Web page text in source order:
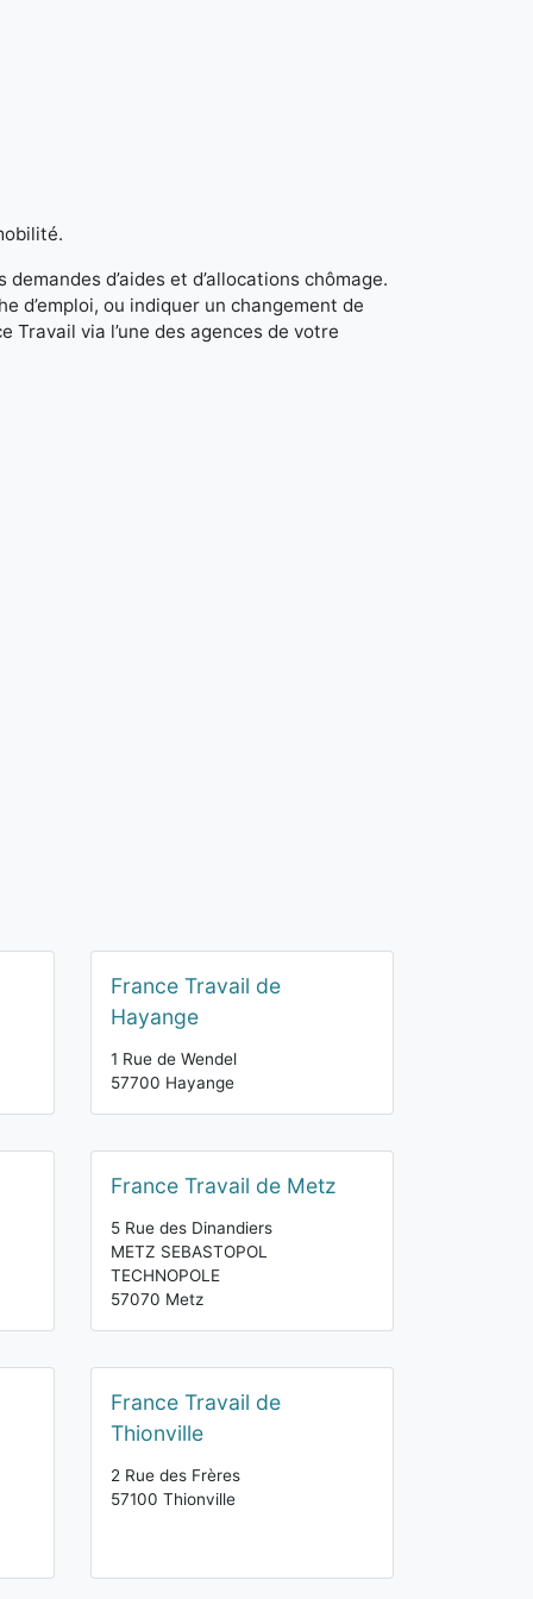
d’aides et d’allocations chômage.
d’emploi, ou indiquer un changement de
via l’une des agences de votre
France Travail de
Hayange
1 Rue de Wendel
57700 Hayange
France Travail de Metz
5 Rue des Dinandiers
METZ SEBASTOPOL
TECHNOPOLE
57070 Metz
France Travail de
Thionville
2 Rue des Frères
57100 Thionville